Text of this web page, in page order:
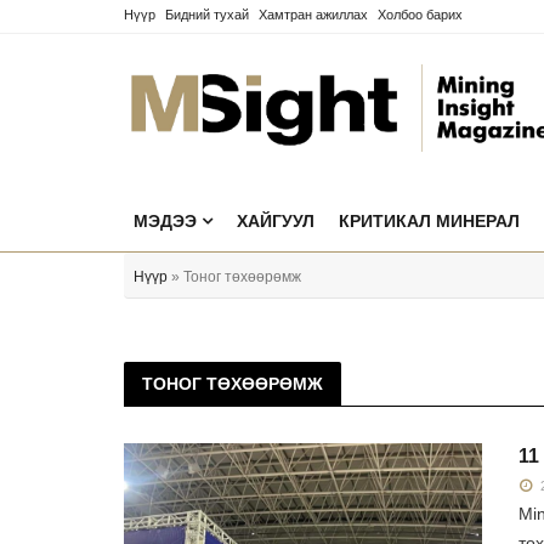
Нүүр Бидний тухай Хамтран ажиллах Холбоо барих
МЭДЭЭ ХАЙГУУЛ КРИТИКАЛ МИНЕРАЛ
Нүүр » Тоног төхөөрөмж
ТОНОГ ТӨХӨӨРӨМЖ